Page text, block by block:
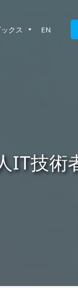
クス EN
IT技術